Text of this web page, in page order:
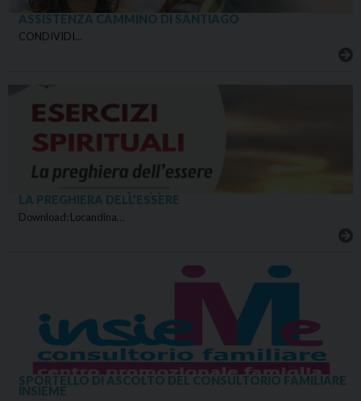
ASSISTENZA CAMMINO DI SANTIAGO
CONDIVIDI…
LA PREGHIERA DELL’ESSERE
Download: Locandina…
SPORTELLO DI ASCOLTO DEL CONSULTORIO FAMILIARE
INSIEME